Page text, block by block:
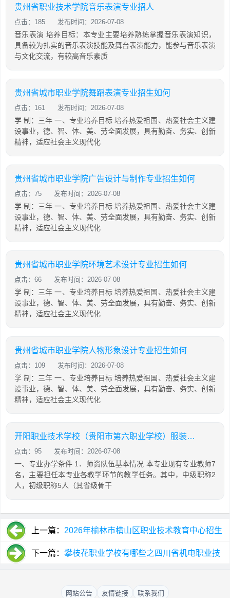
贵州省职业技术学院音乐表演专业招人
点击：185 发布时间：2026-07-08
音乐表演 培养目标：本专业主要培养熟练掌握音乐表演知识，
具备较为扎实的音乐表演技能及舞台表演能力，能参与音乐表演
与文化交流，有较高音乐素质
贵州省城市职业学院舞蹈表演专业招生如何
点击：161 发布时间：2026-07-08
学 制：三年 一、专业培养目标 培养热爱祖国、热爱社会主义建
设事业，德、智、体、美、劳全面发展，具有勤奋、务实、创新
精神，适应社会主义现代化
贵州省城市职业学院广告设计与制作专业招生如何
点击：75 发布时间：2026-07-08
学 制：三年 一、专业培养目标 培养热爱祖国、热爱社会主义建
设事业，德、智、体、美、劳全面发展，具有勤奋、务实、创新
精神，适应社会主义现代化
贵州省城市职业学院环境艺术设计专业招生如何
点击：66 发布时间：2026-07-08
学 制：三年 一、专业培养目标 培养热爱祖国、热爱社会主义建
设事业，德、智、体、美、劳全面发展，具有勤奋、务实、创新
精神，适应社会主义现代化
贵州省城市职业学院人物形象设计专业招生如何
点击：109 发布时间：2026-07-08
学 制：三年 一、专业培养目标 培养热爱祖国、热爱社会主义建
设事业，德、智、体、美、劳全面发展，具有勤奋、务实、创新
精神，适应社会主义现代化
开阳职业技术学校（贵阳市第六职业学校）服装制作与生产管理专业招生如何
点击：95 发布时间：2026-07-08
一、专业办学条件 1．师资队伍基本情况 本专业现有专业教师7
名，主要担任本专业各教学环节的教学任务。其中，中级职称2
人，初级职称5人（其省级骨干
上一篇： 2026年榆林市横山区职业技术教育中心招生
简章，报名时间及报名地点
下一篇： 攀枝花职业学校有哪些之四川省机电职业技
网站公告 友情链接 联系我们